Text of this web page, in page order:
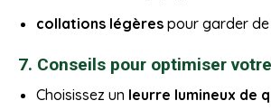
collations légères pour garder de
7. Conseils pour optimiser
Choisissez un leurre lumineux de